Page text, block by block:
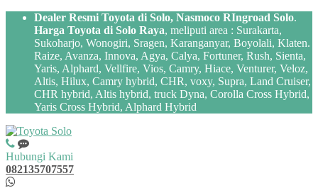
Dealer Resmi Toyota di Solo, Nasmoco RIngroad Solo.
Harga Toyota di Solo Raya, meliputi area : Surakarta,
Sukoharjo, Wonogiri, Sragen, Karanganyar, Boyolali, Klaten.
Raize, Avanza, Innova, Agya, Calya, Fortuner, Rush, Sienta,
Yaris, Alphard, Vellfire, Vios, Camry, Hiace, Venturer, Veloz,
Altis, Hilux, Camry hybrid, CHR, voxy, Supra, Land Cruiser,
CHR hybrid, Altis hybrid, truck Dyna, Corolla Cross Hybrid,
Yaris Cross Hybrid, Alphard Hybrid
Hubungi Kami
082135707557